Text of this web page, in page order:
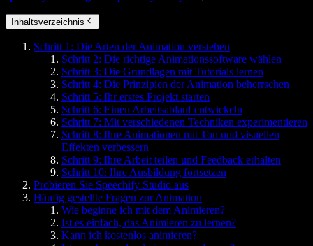
Inhaltsverzeichnis
Schritt 1: Die Arten der Animation verstehen
Schritt 2: Die richtige Animationssoftware wählen
Schritt 3: Die Grundlagen mit Tutorials lernen
Schritt 4: Die Prinzipien der Animation beherrschen
Schritt 5: Ihr erstes Projekt starten
Schritt 6: Einen Arbeitsablauf entwickeln
Schritt 7: Mit verschiedenen Techniken experimentieren
Schritt 8: Ihre Animationen mit Ton und visuellen
Effekten verbessern
Schritt 9: Ihre Arbeit teilen und Feedback erhalten
Schritt 10: Ihre Ausbildung fortsetzen
Probieren Sie Speechify Studio aus
Häufig gestellte Fragen zur Animation
Wie beginne ich mit dem Animieren?
Ist es einfach, das Animieren zu lernen?
Kann ich kostenlos animieren?